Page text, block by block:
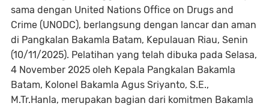
sama dengan United Nations Office on Drugs and
Crime (UNODC), berlangsung dengan lancar dan aman
di Pangkalan Bakamla Batam, Kepulauan Riau, Senin
(10/11/2025). Pelatihan yang telah dibuka pada Selasa,
4 November 2025 oleh Kepala Pangkalan Bakamla
Batam, Kolonel Bakamla Agus Sriyanto, S.E.,
M.Tr.Hanla, merupakan bagian dari komitmen Bakamla